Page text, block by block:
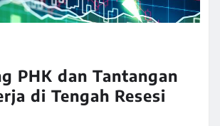
PHK dan Tantangan
di Tengah Resesi